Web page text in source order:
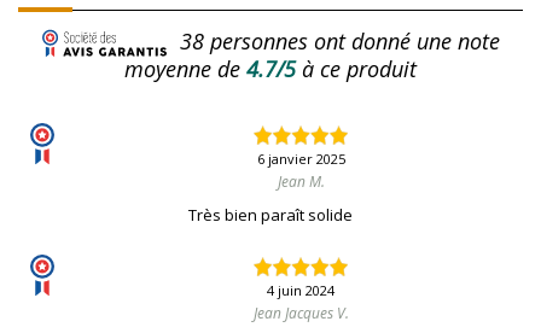
38personnes ont donné une note
moyenne de 4.7/5à ce produit
6 janvier 2025
Jean M.
Très bien paraît solide
4 juin 2024
Jean Jacques V.